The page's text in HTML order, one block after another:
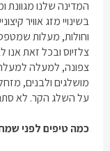
המדינה שלנו מגוונת
בשינויי מזג אוויר
צלזיוס ובכל זאת אנו
צפונה, למעלה למעלה
מושלגים ולבנים,
על השלג הקר. לא
כמה טיפים לפני